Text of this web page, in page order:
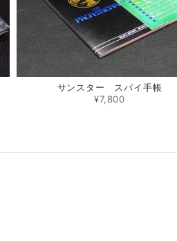
サンスター スパイ手帳
¥7,800